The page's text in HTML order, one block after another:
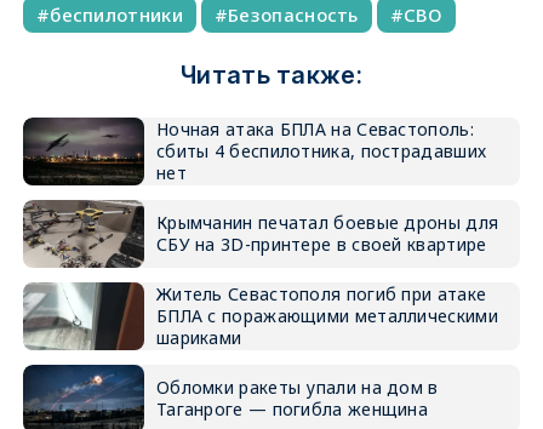
беспилотники Безопасность СВО
Читать также:
Ночная атака БПЛА на Севастополь:
сбиты 4 беспилотника, пострадавших
нет
Крымчанин печатал боевые дроны для
СБУ на 3D-принтере в своей квартире
Житель Севастополя погиб при атаке
БПЛА с поражающими металлическими
шариками
Обломки ракеты упали на дом в
Таганроге — погибла женщина